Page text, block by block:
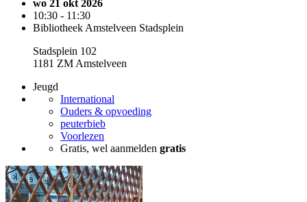
wo 21 okt 2026
10:30 - 11:30
Bibliotheek Amstelveen Stadsplein
Stadsplein 102
1181 ZM Amstelveen
Jeugd
International
Ouders & opvoeding
peuterbieb
Voorlezen
Gratis, wel aanmelden gratis